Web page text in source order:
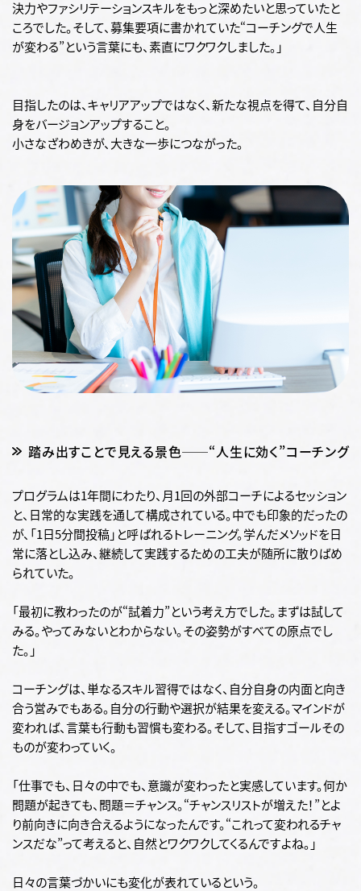
決力やファシリテーションスキルをもっと深めたいと思っていたと
ころでした。そして、募集要項に書かれていた“コーチングで人生
が変わる”という言葉にも、素直にワクワクしました。」
目指したのは、キャリアアップではなく、新たな視点を得て、自分自
身をバージョンアップすること。
小さなざわめきが、大きな一歩につながった。
踏み出すことで見える景色──“人生に効く”コーチング
プログラムは1年間にわたり、月1回の外部コーチによるセッション
と、日常的な実践を通して構成されている。中でも印象的だったの
が、「1日5分間投稿」と呼ばれるトレーニング。学んだメソッドを日
常に落とし込み、継続して実践するための工夫が随所に散りばめ
られていた。
「最初に教わったのが“試着力”という考え方でした。まずは試して
みる。やってみないとわからない。その姿勢がすべての原点でし
た。」
コーチングは、単なるスキル習得ではなく、自分自身の内面と向き
合う営みでもある。自分の行動や選択が結果を変える。マインドが
変われば、言葉も行動も習慣も変わる。そして、目指すゴールその
ものが変わっていく。
「仕事でも、日々の中でも、意識が変わったと実感しています。何か
問題が起きても、問題＝チャンス。“チャンスリストが増えた！”とよ
り前向きに向き合えるようになったんです。“これって変われるチャ
ンスだな”って考えると、自然とワクワクしてくるんですよね。」
日々の言葉づかいにも変化が表れているという。